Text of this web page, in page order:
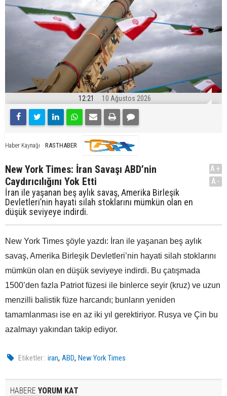
12:21 10 Ağustos 2026
Haber Kaynağı RASTHABER
New York Times: İran Savaşı ABD’nin
Caydırıcılığını Yok Etti
İran ile yaşanan beş aylık savaş, Amerika Birleşik
Devletleri’nin hayati silah stoklarını mümkün olan en
düşük seviyeye indirdi.
A+
A-
New York Times şöyle yazdı: İran ile yaşanan beş aylık
savaş, Amerika Birleşik Devletleri’nin hayati silah stoklarını
mümkün olan en düşük seviyeye indirdi. Bu çatışmada
1500’den fazla Patriot füzesi ile binlerce seyir (kruz) ve uzun
menzilli balistik füze harcandı; bunların yeniden
tamamlanması ise en az iki yıl gerektiriyor. Rusya ve Çin bu
azalmayı yakından takip ediyor.
Etiketler : iran,ABD,New York Times
HABERE YORUM KAT